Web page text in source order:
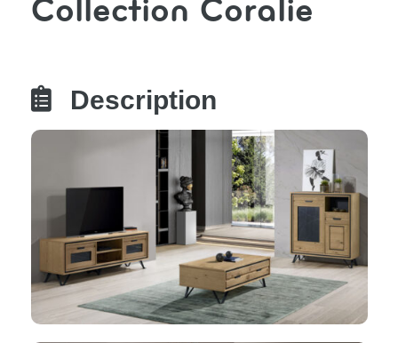
Collection Coralie
 Description